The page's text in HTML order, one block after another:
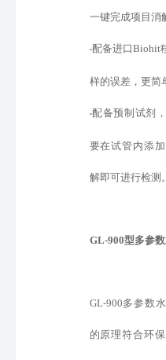
一键完成项目消
•配备进口 Biohit
样的误差，更简
•配备预制试剂
要在试管内添
解即可进行检测。
GL-900型多参
GL-900多参数
的原理符合环